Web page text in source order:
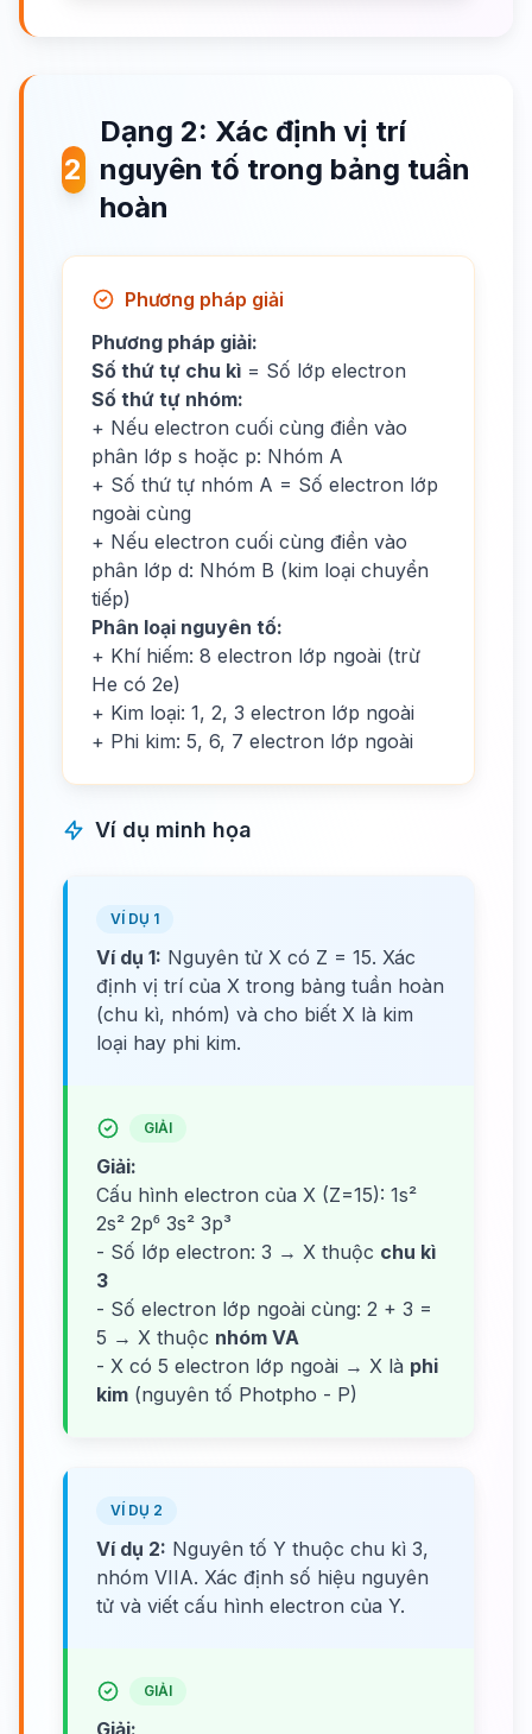
2
Dạng 2: Xác định vị trí
nguyên tố trong bảng tuần
hoàn
Phương pháp giải
Phương pháp giải:
Số thứ tự chu kì = Số lớp electron
Số thứ tự nhóm:
+ Nếu electron cuối cùng điền vào
phân lớp s hoặc p: Nhóm A
+ Số thứ tự nhóm A = Số electron lớp
ngoài cùng
+ Nếu electron cuối cùng điền vào
phân lớp d: Nhóm B (kim loại chuyển
tiếp)
Phân loại nguyên tố:
+ Khí hiếm: 8 electron lớp ngoài (trừ
He có 2e)
+ Kim loại: 1, 2, 3 electron lớp ngoài
+ Phi kim: 5, 6, 7 electron lớp ngoài
Ví dụ minh họa
VÍ DỤ 1
Ví dụ 1: Nguyên tử X có Z = 15. Xác
định vị trí của X trong bảng tuần hoàn
(chu kì, nhóm) và cho biết X là kim
loại hay phi kim.
GIẢI
Giải:
Cấu hình electron của X (Z=15): 1s²
2s² 2p⁶ 3s² 3p³
- Số lớp electron: 3 → X thuộc chu kì
3
- Số electron lớp ngoài cùng: 2 + 3 =
5 → X thuộc nhóm VA
- X có 5 electron lớp ngoài → X là phi
kim (nguyên tố Photpho - P)
VÍ DỤ 2
Ví dụ 2: Nguyên tố Y thuộc chu kì 3,
nhóm VIIA. Xác định số hiệu nguyên
tử và viết cấu hình electron của Y.
GIẢI
Giải: